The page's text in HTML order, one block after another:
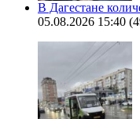
В Дагестане
05.08.2026 15:40